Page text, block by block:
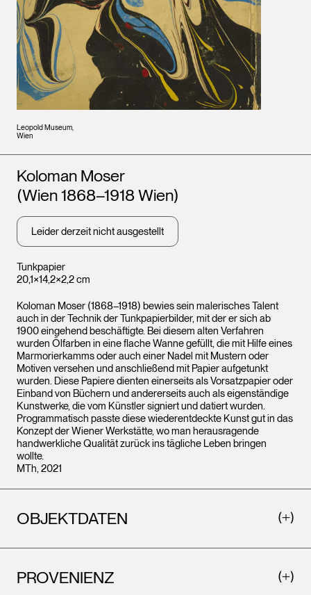
Leopold Museum,
Wien
Tunkpapier
20,1×14,2×2,2 cm
Künstler*innen
Koloman Moser
(Wien 1868–1918 Wien)
Leider derzeit nicht ausgestellt
Koloman Moser (1868–1918) bewies sein malerisches Talent
auch in der Technik der Tunkpapierbilder, mit der er sich ab
1900 eingehend beschäftigte. Bei diesem alten Verfahren
wurden Ölfarben in eine flache Wanne gefüllt, die mit Hilfe eines
Marmorierkamms oder auch einer Nadel mit Mustern oder
Motiven versehen und anschließend mit Papier aufgetunkt
wurden. Diese Papiere dienten einerseits als Vorsatzpapier oder
Einband von Büchern und andererseits auch als eigenständige
Kunstwerke, die vom Künstler signiert und datiert wurden.
Programmatisch passte diese wiederentdeckte Kunst gut in das
Konzept der Wiener Werkstätte, wo man herausragende
handwerkliche Qualität zurück ins tägliche Leben bringen
wollte.
MTh, 2021
OBJEKTDATEN
PROVENIENZ